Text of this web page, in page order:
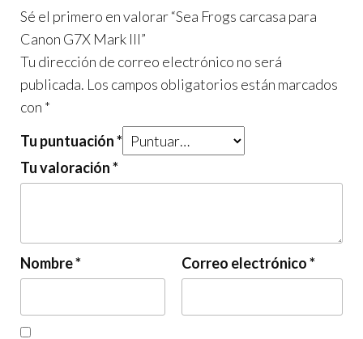
Sé el primero en valorar “Sea Frogs carcasa para
Canon G7X Mark III”
Tu dirección de correo electrónico no será
publicada. Los campos obligatorios están marcados
con *
Tu puntuación*
Tu valoración*
Nombre* Correo electrónico*